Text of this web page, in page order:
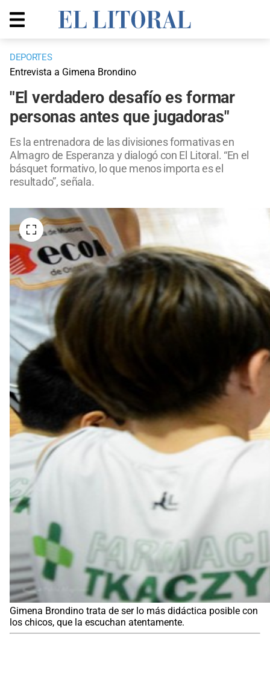
DEPORTES
Entrevista a Gimena Brondino
"El verdadero desafío es formar
personas antes que jugadoras"
Es la entrenadora de las divisiones formativas en
Almagro de Esperanza y dialogó con El Litoral. “En el
básquet formativo, lo que menos importa es el
resultado”, señala.
Gimena Brondino trata de ser lo más didáctica posible con
los chicos, que la escuchan atentamente.